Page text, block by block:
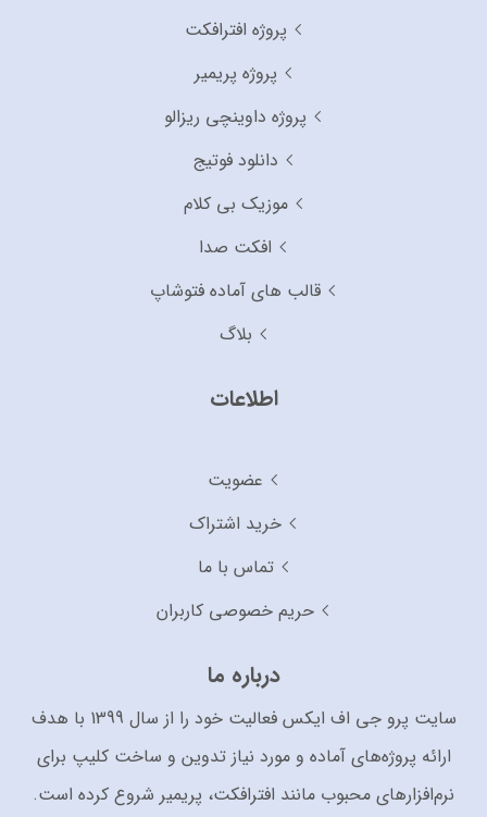
پروژه افترافکت
پروژه پریمیر
پروژه داوینچی ریزالو
دانلود فوتیج
موزیک بی کلام
افکت صدا
قالب های آماده فتوشاپ
بلاگ
اطلاعات
عضویت
خرید اشتراک
تماس با ما
حریم خصوصی کاربران
درباره ما
سایت پرو جی اف ایکس فعالیت خود را از سال 1399 با هدف
ارائه پروژه‌های آماده و مورد نیاز تدوین و ساخت کلیپ برای
نرم‌افزارهای محبوب مانند افترافکت، پریمیر شروع کرده است.